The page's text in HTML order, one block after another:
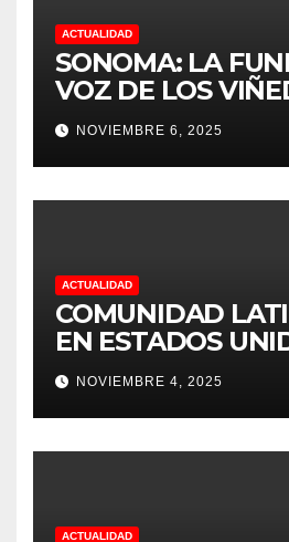
ACTUALIDAD
SONOMA: LA
VOZ DE LOS
SONOMA,
TRABAJADORES
FEBRERO POR
TRABAJO EN LA
NOVIEMBRE 6, 2025
ACTUALIDAD
COMUNIDAD
EN ESTADOS
NOVIEMBRE 4, 2025
ACTUALIDAD